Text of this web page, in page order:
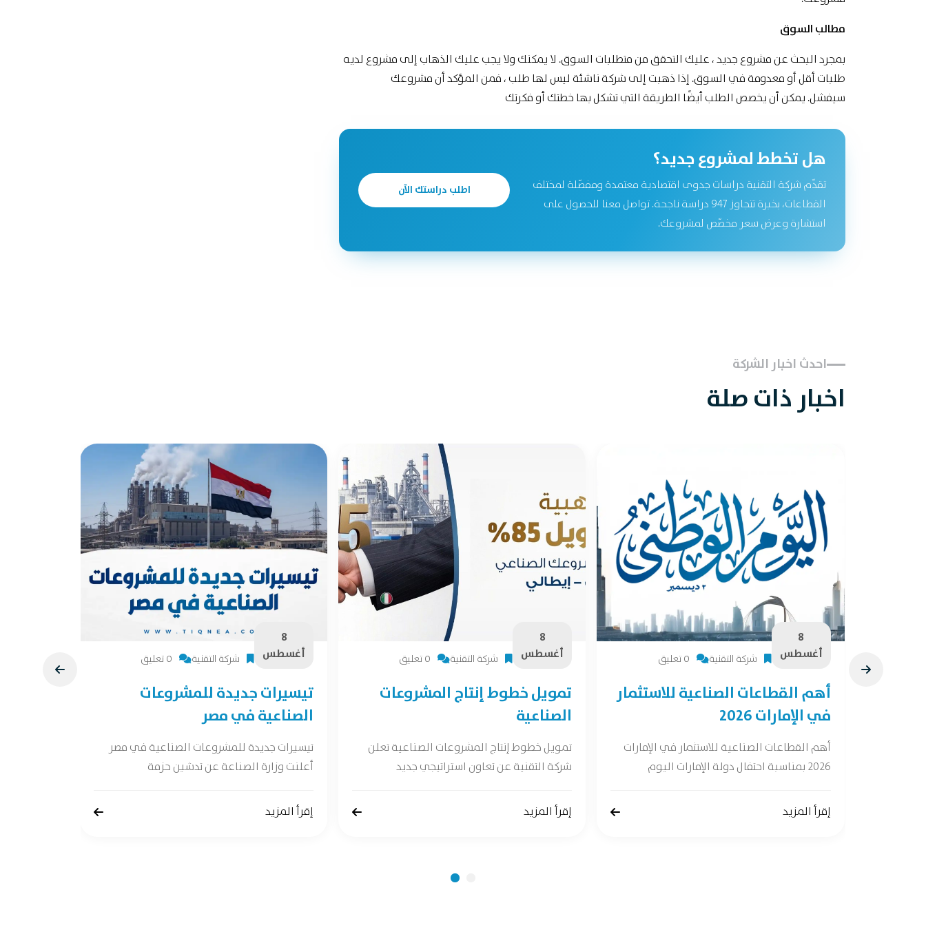
مطالب السوق
بمجرد البحث عن مشروع جديد ، عليك التحقق من متطلبات السوق. لا يمكنك ولا يجب عليك الذهاب إلى مشروع لديه
طلبات أقل أو معدومة في السوق. إذا ذهبت إلى شركة ناشئة ليس لها طلب ، فمن المؤكد أن مشروعك
سيفشل. يمكن أن يخصص الطلب أيضًا الطريقة التي تشكل بها خطتك أو فكرتك
هل تخطط لمشروع جديد؟
تقدّم شركة التقنية دراسات جدوى اقتصادية معتمدة ومفصّلة لمختلف
القطاعات، بخبرة تتجاوز 947 دراسة ناجحة. تواصل معنا للحصول على
استشارة وعرض سعر مخصّص لمشروعك.
اطلب دراستك الآن
احدث اخبار الشركة
اخبار ذات صلة
8
أغسطس
شركة التقنية 0 تعليق
تيسيرات جديدة للمشروعات
الصناعية في مصر
تيسيرات جديدة للمشروعات الصناعية في مصر
أعلنت وزارة الصناعة عن تدشين حزمة
إقرأ المزيد
8
أغسطس
شركة التقنية 0 تعليق
تمويل خطوط إنتاج المشروعات
الصناعية
تمويل خطوط إنتاج المشروعات الصناعية تعلن
شركة التقنية عن تعاون استراتيجي جديد
إقرأ المزيد
8
أغسطس
شركة التقنية 0 تعليق
أهم القطاعات الصناعية للاستثمار
في الإمارات 2026
أهم القطاعات الصناعية للاستثمار في الإمارات
2026 بمناسبة احتفال دولة الإمارات اليوم
إقرأ المزيد